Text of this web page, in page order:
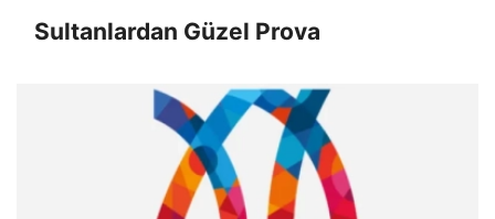
Sultanlardan Güzel Prova